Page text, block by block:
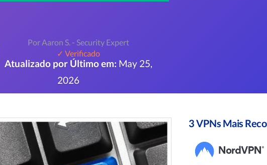
Por Aaron S. - Security Expert
✓ Verificado
Atualizado por Último em: May 25,
2026
3 VPNs Mais